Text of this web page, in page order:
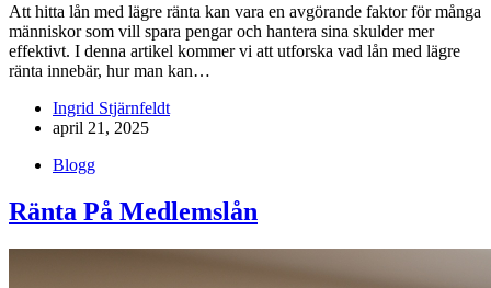
Att hitta lån med lägre ränta kan vara en avgörande faktor för många
människor som vill spara pengar och hantera sina skulder mer
effektivt. I denna artikel kommer vi att utforska vad lån med lägre
ränta innebär, hur man kan…
Ingrid Stjärnfeldt
april 21, 2025
Blogg
Ränta På Medlemslån